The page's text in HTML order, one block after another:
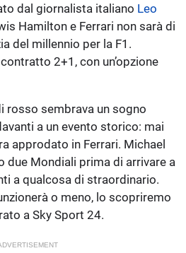
dal giornalista italiano Leo
Hamilton e Ferrari non sarà di
del millennio per la F1.
2+1, con un’opzione
rosso sembrava un sogno
a un evento storico: mai
approdato in Ferrari. Michael
due Mondiali prima di arrivare a
a qualcosa di straordinario.
o meno, lo scopriremo
a Sky Sport 24.